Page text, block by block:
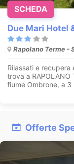
Due Mari Hotel
Rapolano Terme -
Rilassati e recupera
trova a RAPOLANO
fiume Ombrone, a 3
SCHEDA
Offerte